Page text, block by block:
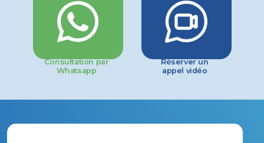
Consultation par
Whatsapp
Réserver un
appel vidéo